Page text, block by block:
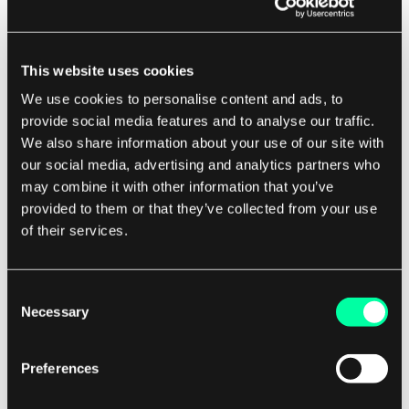
This website uses cookies
We use cookies to personalise content and ads, to
provide social media features and to analyse our traffic.
We also share information about your use of our site with
our social media, advertising and analytics partners who
may combine it with other information that you’ve
provided to them or that they’ve collected from your use
of their services.
Selection
Necessary
Preferences
Fairness und Transparenz von KI-Systemen.
Einschränkungen dieser Algorithmen können
Softwareentwickler Maßnahmen ergreifen, um
potenzielle Risiken zu mindern und
sicherzustellen, dass ihre Modelle ethische und
unvoreingenommene Entscheidungen treffen.
Letztlich ist die rechnergestützte Lernteorie ein
Intelligenz auszuschöpfen. Durch das Verständnis
Algorithmen des maschinellen Lernens können
Softwareentwickler effektivere und zuverlässigere